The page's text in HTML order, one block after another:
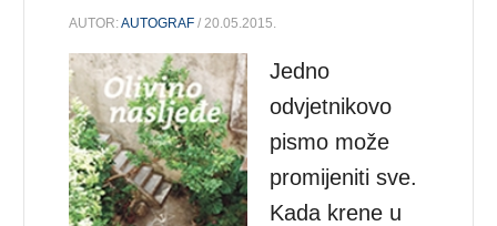
AUTOR:AUTOGRAF / 20.05.2015.
Jedno
odvjetnikovo
pismo može
promijeniti sve.
Kada krene u